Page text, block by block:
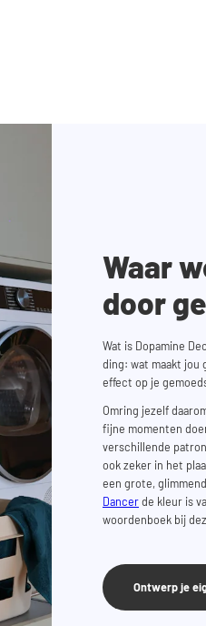
Waar
door
Wat is Dopamine
ding: wat maakt jou
effect op je
Omring jezelf
fijne momenten
verschillende
ook zeker in het
een grote,
Dancerde kleur is
woordenboek bij
Ontwerp je